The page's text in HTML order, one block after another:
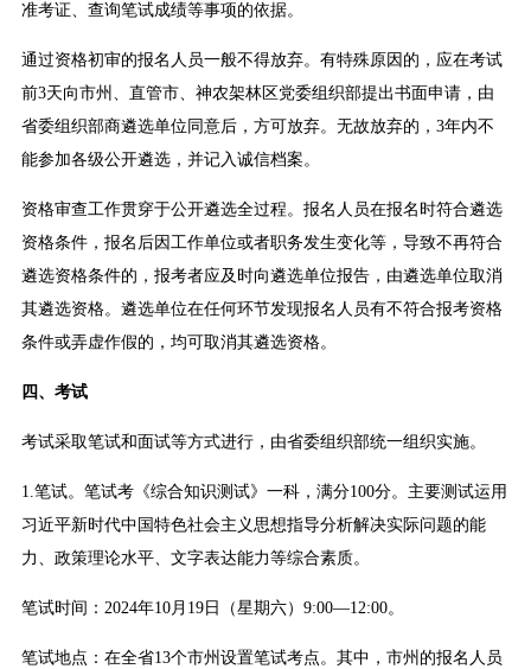
准考证、查询笔试成绩等事项的依据。
通过资格初审的报名人员一般不得放弃。有特殊原因的，应在考试
前3天向市州、直管市、神农架林区党委组织部提出书面申请，由
省委组织部商遴选单位同意后，方可放弃。无故放弃的，3年内不
能参加各级公开遴选，并记入诚信档案。
资格审查工作贯穿于公开遴选全过程。报名人员在报名时符合遴选
资格条件，报名后因工作单位或者职务发生变化等，导致不再符合
遴选资格条件的，报考者应及时向遴选单位报告，由遴选单位取消
其遴选资格。遴选单位在任何环节发现报名人员有不符合报考资格
条件或弄虚作假的，均可取消其遴选资格。
四、考试
考试采取笔试和面试等方式进行，由省委组织部统一组织实施。
1.笔试。笔试考《综合知识测试》一科，满分100分。主要测试运用
习近平新时代中国特色社会主义思想指导分析解决实际问题的能
力、政策理论水平、文字表达能力等综合素质。
笔试时间：2024年10月19日（星期六）9:00—12:00。
笔试地点：在全省13个市州设置笔试考点。其中，市州的报名人员